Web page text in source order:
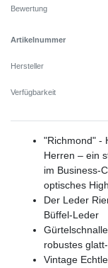
Bewertung
Artikelnummer
Hersteller
Verfügbarkeit
"Richmond" -
Herren – ein
im Business-
optisches
Der Leder
Büffel-Leder
robustes
Vintage